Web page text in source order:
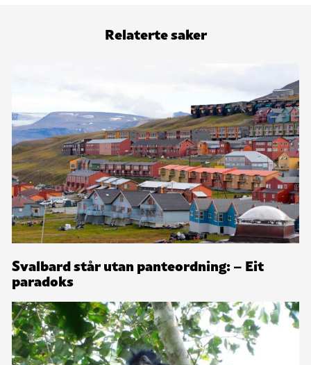
Relaterte saker
Svalbard står utan panteordning: – Eit
paradoks